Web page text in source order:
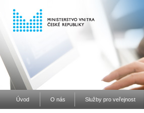
Úvod O nás Služby pro veřejnost